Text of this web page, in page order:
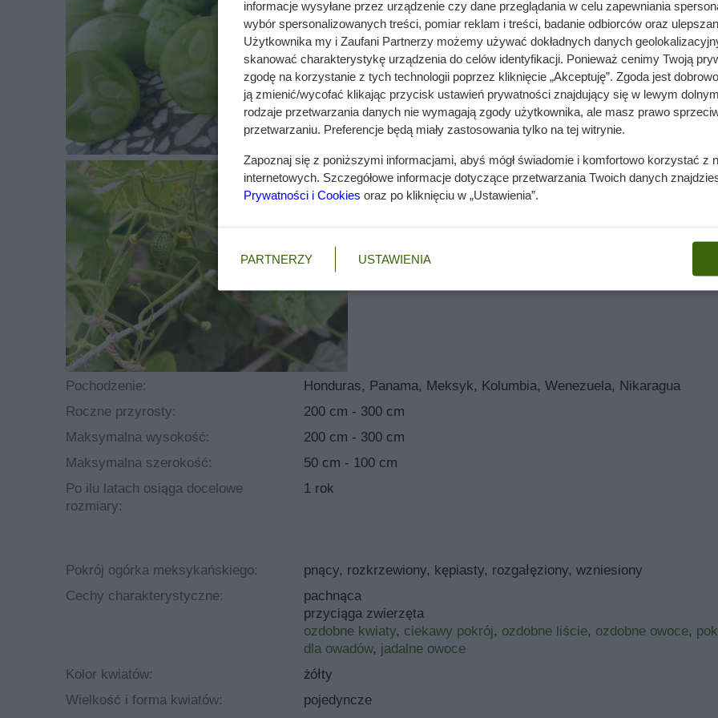
choroby i szkodniki.
Najczęściej spotykane choroby dotykające tą roślinę to a najczęściej niszczące ją szkodniki to mszyce,
wełnowce, przędziorki, wciornastki i mączliki. miniarbuz wymaga nawożenia i nie potrzebuje cyklicznego
przycinania.
Pochodzenie:
Honduras, Panama, Meksyk, Kolumbia, Wenezuela, Nikaragua
Roczne przyrosty:
200 cm - 300 cm
Maksymalna wysokość:
200 cm - 300 cm
Maksymalna szerokość:
50 cm - 100 cm
Po ilu latach osiąga docelowe
rozmiary:
1 rok
Pokrój ogórka meksykańskiego:
pnący, rozkrzewiony, kępiasty, rozgałęziony, wzniesiony
Cechy charakterystyczne:
pachnąca
przyciąga zwierzęta
ozdobne kwiaty, ciekawy pokrój, ozdobne liście, ozdobne owoce,
dla owadów, jadalne owoce
Kolor kwiatów:
żółty
Wielkość i forma kwiatów:
pojedyncze
informacje wysyłane przez urządzenie czy dane przeglądania w celu zapewniania
wybór spersonalizowanych treści, pomiar reklam i treści, badanie odbiorców oraz
Użytkownika my i Zaufani Partnerzy możemy używać dokładnych danych
skanować charakterystykę urządzenia do celów identyfikacji. Ponieważ cenimy Twoją
zgodę na korzystanie z tych technologii poprzez kliknięcie „Akceptuję”. Zgoda jest
ją zmienić/wycofać klikając przycisk ustawień prywatności znajdujący się w lewym
rodzaje przetwarzania danych nie wymagają zgody użytkownika, ale masz prawo
przetwarzaniu. Preferencje będą miały zastosowania tylko na tej witrynie.
Zapoznaj się z poniższymi informacjami, abyś mógł świadomie i komfortowo korzystać z
internetowych. Szczegółowe informacje dotyczące przetwarzania Twoich danych
Prywatności i Cookies oraz po kliknięciu w „Ustawienia”.
PARTNERZY USTAWIENIA